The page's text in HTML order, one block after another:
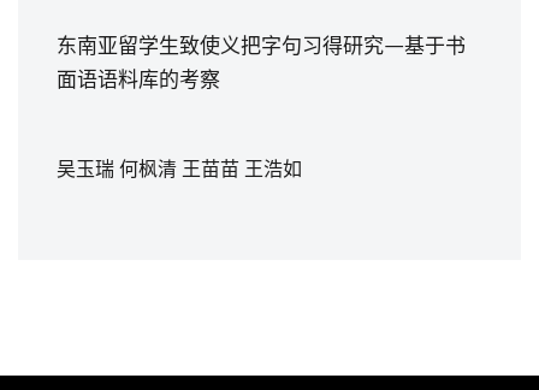
东南亚留学生致使义把字句习得研究—基于书
面语语料库的考察
吴玉瑞 何枫清 王苗苗 王浩如